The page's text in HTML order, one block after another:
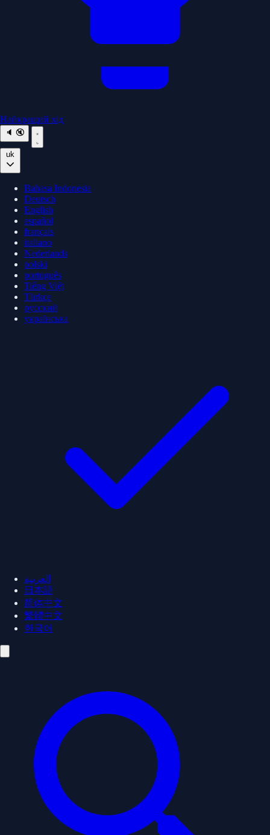
Найкращий хід
🔈 🔇
uk
Bahasa Indonesia
Deutsch
English
español
français
italiano
Nederlands
polski
português
Tiếng Việt
Türkçe
русский
українська
العربية
日本語
简体中文
繁體中文
한국어